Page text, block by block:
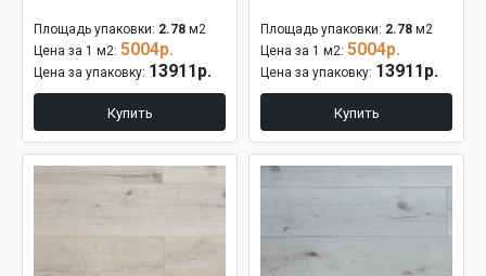
Площадь упаковки: 2.78 м2
Цена за 1 м2: 5004р.
Цена за упаковку: 13911р.
Купить
Площадь упаковки: 2.78 м2
Цена за 1 м2: 5004р.
Цена за упаковку: 13911р.
Купить